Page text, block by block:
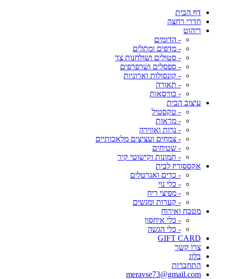
דף הבית
חדרי רחצה
ריהוט
- הדומים
- מדפים ומתלים
- סטולים ושולחנות צד
- ספסלים ושרפרפים
- קונסולות וארוניות
- תאורה
- כורסאות
עיצוב הבית
- טקסטיל
- מראות
- נרות ואווירה
- צמחים ועציצים מלאכותיים
- שטיחים
- תמונות וקישוטי קיר
אקססוריז לבית
- כדים ואגרטלים
- כלי נוי
- מפיצי ריח
- קערות ומגשים
מטבח ואירוח
- כלי איחסון
- כלי הגשה
GIFT CARD
צרו קשר
בלוג
התחברות
meravse73@gmail.com